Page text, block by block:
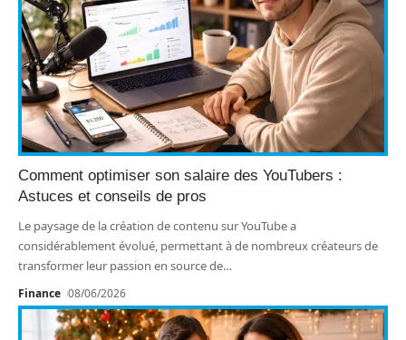
Comment optimiser son salaire des YouTubers :
Astuces et conseils de pros
Le paysage de la création de contenu sur YouTube a
considérablement évolué, permettant à de nombreux créateurs de
transformer leur passion en source de…
Finance 08/06/2026